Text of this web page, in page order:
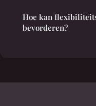
Hoe kan
bevorderen?